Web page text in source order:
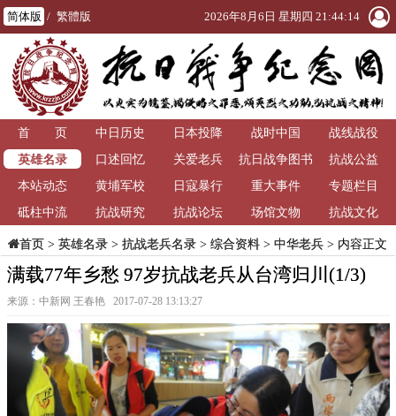
简体版 / 繁體版 2026年8月6日 星期四 21:44:14
首 页 中日历史 日本投降 战时中国
战线战役
英雄名录
口述回忆 关爱老兵
抗日战争图书
馆
抗战公益
本站动态
黄埔军校 日寇暴行 重大事件
专题栏目
砥柱中流
抗战研究 抗战论坛 场馆文物 抗战文化
首页> 英雄名录> 抗战老兵名录> 综合资料> 中华老兵> 内容正文
满载77年乡愁 97岁抗战老兵从台湾归川(1/3)
来源：中新网 王春艳 2017-07-28 13:13:27